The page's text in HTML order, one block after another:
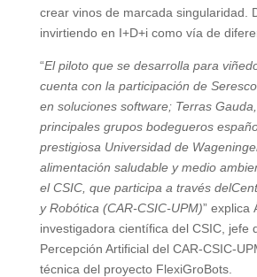
crear vinos de marcada singularidad.
invirtiendo en I+D+i como vía de
“El piloto que se desarrolla para
cuenta con la participación de
en soluciones software; Terras
principales grupos bodegueros
prestigiosa Universidad de
alimentación saludable y medio
el CSIC, que participa a través
y Robótica (CAR-CSIC-UPM)” explica
investigadora científica del CSIC, jefe
Percepción Artificial del CAR-CSIC-
técnica del proyecto FlexiGroBots.